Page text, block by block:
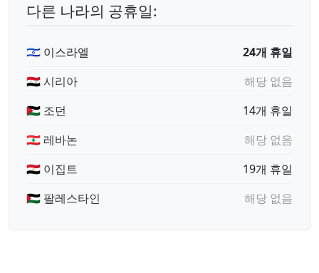
다른 나라의 공휴일:
🇮🇱 이스라엘
24개 휴일
🇸🇾 시리아
해당 없음
🇯🇴 조던
14개 휴일
🇱🇧 레바논
해당 없음
🇪🇬 이집트
19개 휴일
🇵🇸 팔레스타인
해당 없음